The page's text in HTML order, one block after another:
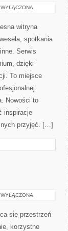
witryna
spotkania
Serwis
dzięki
To miejsce
Nowości to
inspiracje
przyjęć. […]
się przestrzeń
korzystne